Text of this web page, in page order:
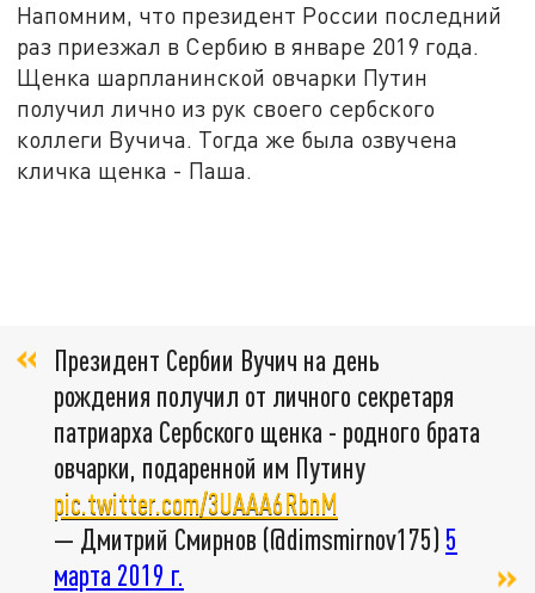
Напомним, что президент России последний
раз приезжал в Сербию в январе 2019 года.
Щенка шарпланинской овчарки Путин
получил лично из рук своего сербского
коллеги Вучича. Тогда же была озвучена
кличка щенка - Паша.
Президент Сербии Вучич на день
рождения получил от личного секретаря
патриарха Сербского щенка - родного брата
овчарки, подаренной им Путину
pic.twitter.com/3UAAA6RbnM
— Дмитрий Смирнов (@dimsmirnov175) 5
марта 2019 г.